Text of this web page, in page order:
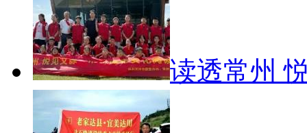
读透常州